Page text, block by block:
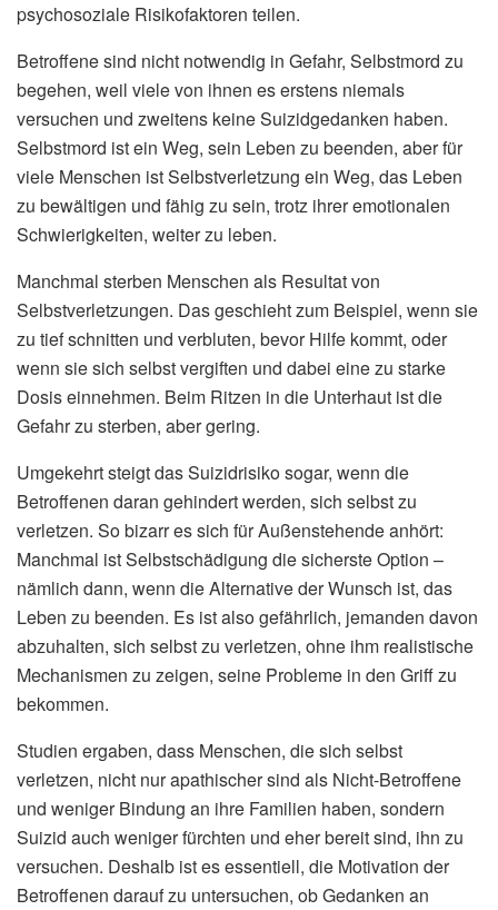
psychosoziale Risikofaktoren teilen.
Betroffene sind nicht notwendig in Gefahr, Selbstmord zu
begehen, weil viele von ihnen es erstens niemals
versuchen und zweitens keine Suizidgedanken haben.
Selbstmord ist ein Weg, sein Leben zu beenden, aber für
viele Menschen ist Selbstverletzung ein Weg, das Leben
zu bewältigen und fähig zu sein, trotz ihrer emotionalen
Schwierigkeiten, weiter zu leben.
Manchmal sterben Menschen als Resultat von
Selbstverletzungen. Das geschieht zum Beispiel, wenn sie
zu tief schnitten und verbluten, bevor Hilfe kommt, oder
wenn sie sich selbst vergiften und dabei eine zu starke
Dosis einnehmen. Beim Ritzen in die Unterhaut ist die
Gefahr zu sterben, aber gering.
Umgekehrt steigt das Suizidrisiko sogar, wenn die
Betroffenen daran gehindert werden, sich selbst zu
verletzen. So bizarr es sich für Außenstehende anhört:
Manchmal ist Selbstschädigung die sicherste Option –
nämlich dann, wenn die Alternative der Wunsch ist, das
Leben zu beenden. Es ist also gefährlich, jemanden davon
abzuhalten, sich selbst zu verletzen, ohne ihm realistische
Mechanismen zu zeigen, seine Probleme in den Griff zu
bekommen.
Studien ergaben, dass Menschen, die sich selbst
verletzen, nicht nur apathischer sind als Nicht-Betroffene
und weniger Bindung an ihre Familien haben, sondern
Suizid auch weniger fürchten und eher bereit sind, ihn zu
versuchen. Deshalb ist es essentiell, die Motivation der
Betroffenen darauf zu untersuchen, ob Gedanken an